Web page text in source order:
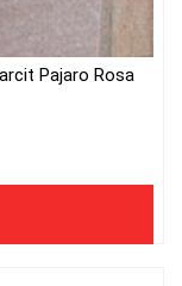
Pajaro Rosa